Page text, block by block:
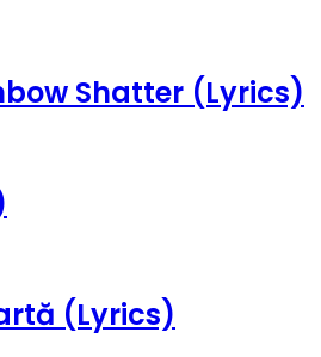
Shatter (Lyrics)
(Lyrics)